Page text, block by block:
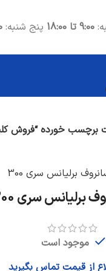
9:00 تا 18:00 پنج شنبه:
برچسب خورده “فروش
برلیانس سری 300
موجود است
از قیمت تماس بگیرید